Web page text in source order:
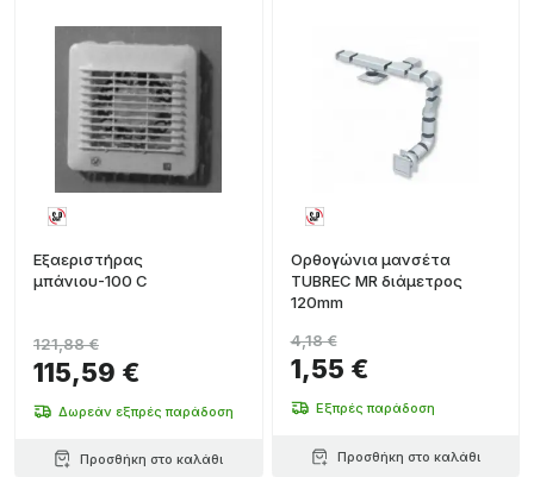
Εξαεριστήρας
μπάνιου-100 C
115,59 €
121,88 €
Δωρεάν εξπρές παράδοση
Προσθήκη στο καλάθι
Ορθογώνια μανσέτα
TUBREC MR διάμετρος
120mm
1,55 €
4,18 €
Εξπρές παράδοση
Προσθήκη στο καλάθι